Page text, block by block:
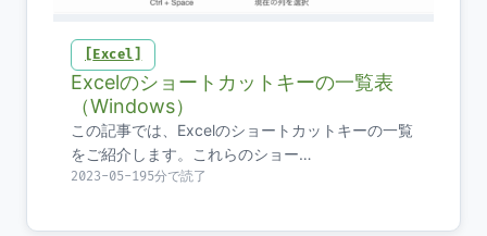
Excel
Excelのショートカットキーの一覧表
（Windows）
この記事では、Excelのショートカットキーの一覧
をご紹介します。これらのショー…
2023-05-195分で読了